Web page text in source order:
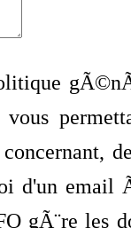
vous
d'un
gÃ¨re les